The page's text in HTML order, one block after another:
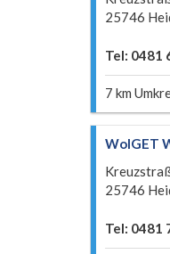
25746
Tel: 0481
7 km
WolGET
25746
Tel: 0481